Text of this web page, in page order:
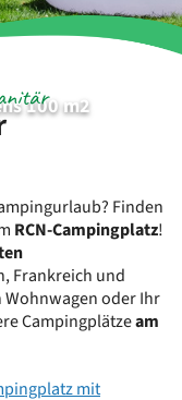
100 m2
Finden
RCN-Campingplatz!
Frankreich und
Wohnwagen oder Ihr
Campingplätzeam
mit